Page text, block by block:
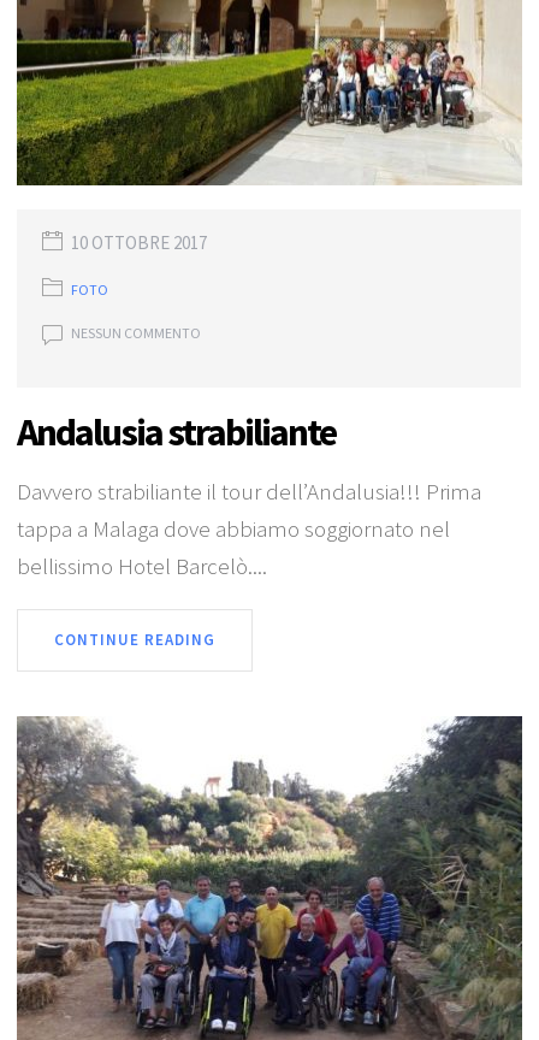
10 OTTOBRE 2017
FOTO
NESSUN COMMENTO
Andalusia strabiliante
Davvero strabiliante il tour dell’Andalusia!!! Prima
tappa a Malaga dove abbiamo soggiornato nel
bellissimo Hotel Barcelò....
CONTINUE READING